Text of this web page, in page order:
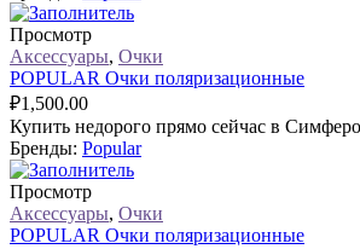
Просмотр
Аксессуары, Очки
POPULAR Очки поляризационные
₽1,500.00
Купить недорого прямо сейчас в
Бренды: Popular
Просмотр
Аксессуары, Очки
POPULAR Очки поляризационные